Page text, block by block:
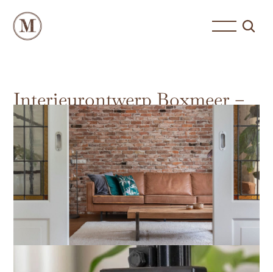
Interieurontwerp Boxmeer –
hotel chique industrieel